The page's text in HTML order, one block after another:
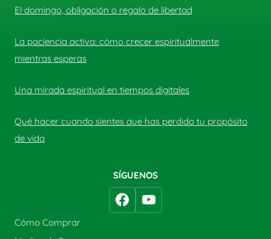
El domingo, obligación o regalo de libertad
La paciencia activa: cómo crecer espiritualmente
mientras esperas
Una mirada espiritual en tiempos digitales
Qué hacer cuando sientes que has perdido tu propósito
de vida
SÍGUENOS
Cómo Comprar